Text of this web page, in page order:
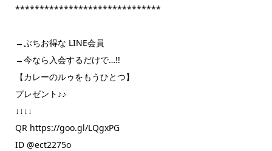
******************************
→ぶちお得な LINE会員
→今なら入会するだけで…!!
【カレーのルゥをもうひとつ】
プレゼント♪♪
↓↓↓↓
QR https://goo.gl/LQgxPG
ID @ect2275o